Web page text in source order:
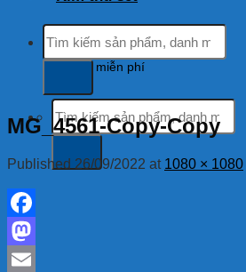
Hỗ trợ khách hàng
tổng đài miễn phí
Tìm
kiếm:
Tìm
kiếm:
MG_4561-Copy-Copy
Published 26/09/2022 at 1080 × 1080
Facebook
Mastodon